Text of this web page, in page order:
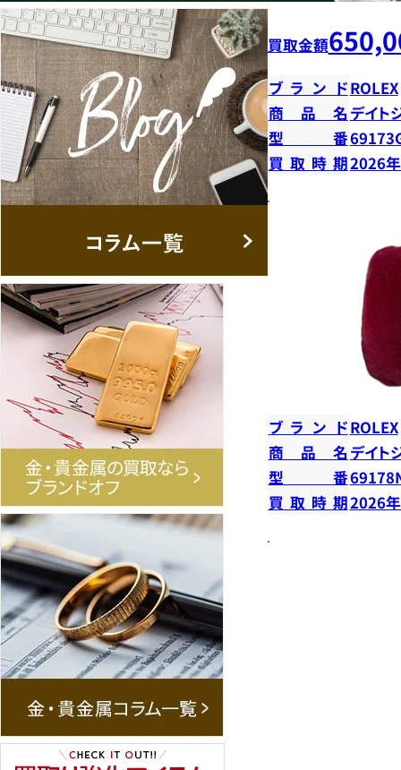
買取金額
ブランドROLEX
商品名 デイト
型番
買取時期2026
ブランドROLEX
商品名 デイト
型番
買取時期2026